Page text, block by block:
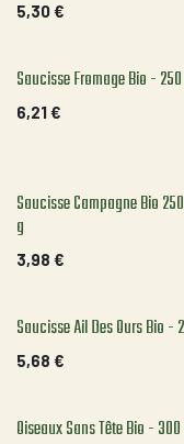
5,30€
Saucisse Fromage Bio -
6,21€
Saucisse Campagne Bio
g
3,98 €
Saucisse Ail Des Ours Bio -
5,68 €
Oiseaux Sans Tête Bio -